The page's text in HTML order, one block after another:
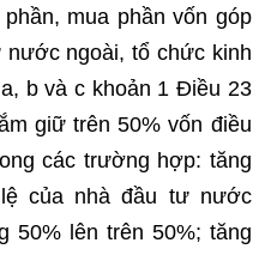
mua phần vốn góp
ngoài, tổ chức kinh
b và c khoản 1 Điều 23
giữ trên 50% vốn điều
các trường hợp: tăng
của nhà đầu tư nước
50% lên trên 50%; tăng